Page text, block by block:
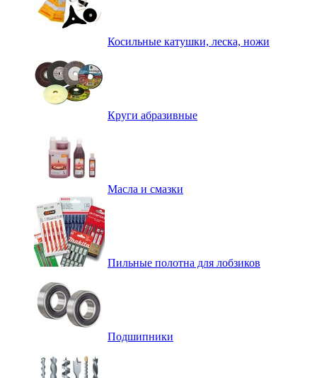
Косильные катушки, леска, ножи
Круги абразивные
Масла и смазки
Пильные полотна для лобзиков
Подшипники